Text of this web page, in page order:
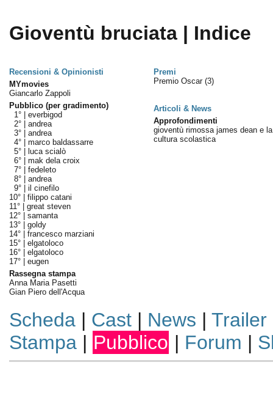
Gioventù bruciata | Indice
Recensioni & Opinionisti
Premi
MYmovies
Giancarlo Zappoli
Pubblico (per gradimento)
1° | everbigod
2° | andrea
3° | andrea
4° | marco baldassarre
5° |
luca scialò
6° | mak dela croix
7° | fedeleto
8° | andrea
9° | il cinefilo
10° | filippo catani
11° | great steven
12° | samanta
13° | goldy
14° | francesco marziani
15° | elgatoloco
16° | elgatoloco
17° | eugen
Rassegna stampa
Anna Maria Pasetti
Gian Piero dell'Acqua
Premio Oscar (3)
Articoli & News
Approfondimenti
gioventù rimossa james dean e la
cultura scolastica
Scheda| Cast| News | Trailer
Stampa| Pubblico | Forum |